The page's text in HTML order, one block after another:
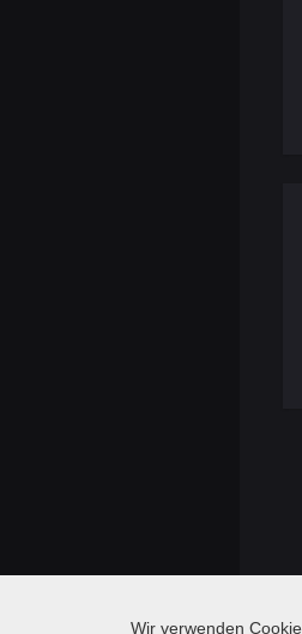
Wir verwenden